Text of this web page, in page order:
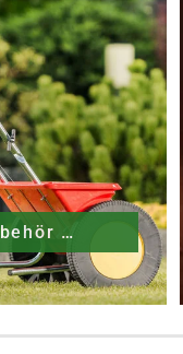
Gartenzubehör